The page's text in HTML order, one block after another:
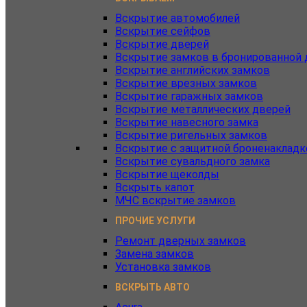
Вскрытие автомобилей
Вскрытие сейфов
Вскрытие дверей
Вскрытие замков в бронированной
Вскрытие английских замков
Вскрытие врезных замков
Вскрытие гаражных замков
Вскрытие металлических дверей
Вскрытие навесного замка
Вскрытие ригельных замков
Вскрытие с защитной
Вскрытие сувальдного замка
Вскрытие щеколды
Вскрыть капот
МЧС вскрытие замков
ПРОЧИЕ УСЛУГИ
Ремонт дверных замков
Замена замков
Установка замков
ВСКРЫТЬ АВТО